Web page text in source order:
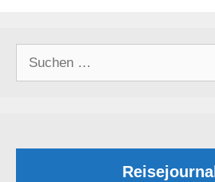
Reisejournal